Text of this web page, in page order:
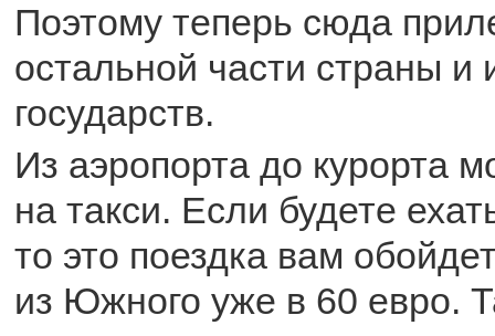
Поэтому теперь сюда
остальной части страны и
государств.
Из аэропорта до курорта
на такси. Если будете
то это поездка вам
из Южного уже в 60 евро.